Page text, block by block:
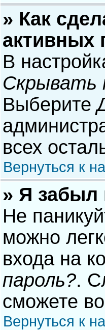
» Как
активных
В
Скрывать
Выберите
всех
Вернуться к
» Я забыл
Не
можно
входа на
пароль?.
сможете
Вернуться к